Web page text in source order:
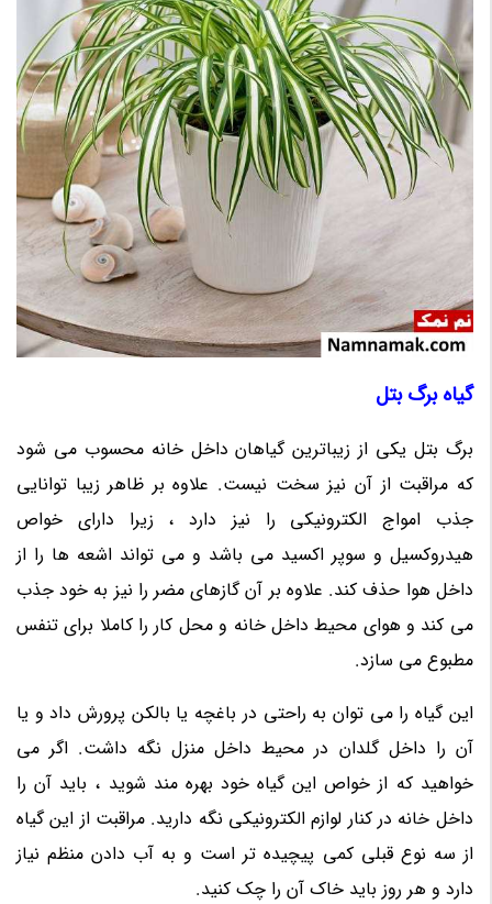
گیاه برگ بتل
برگ بتل یکی از زیباترین گیاهان داخل خانه محسوب می شود
که مراقبت از آن نیز سخت نیست. علاوه بر ظاهر زیبا توانایی
جذب امواج الکترونیکی را نیز دارد ، زیرا دارای خواص
هیدروکسیل و سوپر اکسید می باشد و می تواند اشعه ها را از
داخل هوا حذف کند. علاوه بر آن گازهای مضر را نیز به خود جذب
می کند و هوای محیط داخل خانه و محل کار را کاملا برای تنفس
مطبوع می سازد.
این گیاه را می توان به راحتی در باغچه یا بالکن پرورش داد و یا
آن را داخل گلدان در محیط داخل منزل نگه داشت. اگر می
خواهید که از خواص این گیاه خود بهره مند شوید ، باید آن را
داخل خانه در کنار لوازم الکترونیکی نگه دارید. مراقبت از این گیاه
از سه نوع قبلی کمی پیچیده تر است و به آب دادن منظم نیاز
دارد و هر روز باید خاک آن را چک کنید.